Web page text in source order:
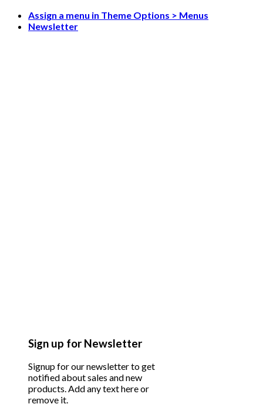
Skip
Assign a menu in Theme Options > Menus
Newsletter
Sign up for Newsletter
Signup for our newsletter to get
notified about sales and new
products. Add any text here or
remove it.